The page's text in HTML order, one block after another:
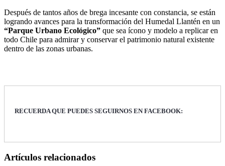
Después de tantos años de brega incesante con constancia, se están
logrando avances para la transformación del Humedal Llantén en un
“Parque Urbano Ecológico” que sea ícono y modelo a replicar en
todo Chile para admirar y conservar el patrimonio natural existente
dentro de las zonas urbanas.
RECUERDA QUE PUEDES SEGUIRNOS EN FACEBOOK:
Artículos relacionados